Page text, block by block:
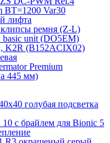
BT=1200 Var30
лифта
клипсы ремня (Z-L)
basic unit (DO5EM)
K2R (B152ACIX02)
Premium
445 мм)
голубая подсветка
с брайлем для Bionic 5